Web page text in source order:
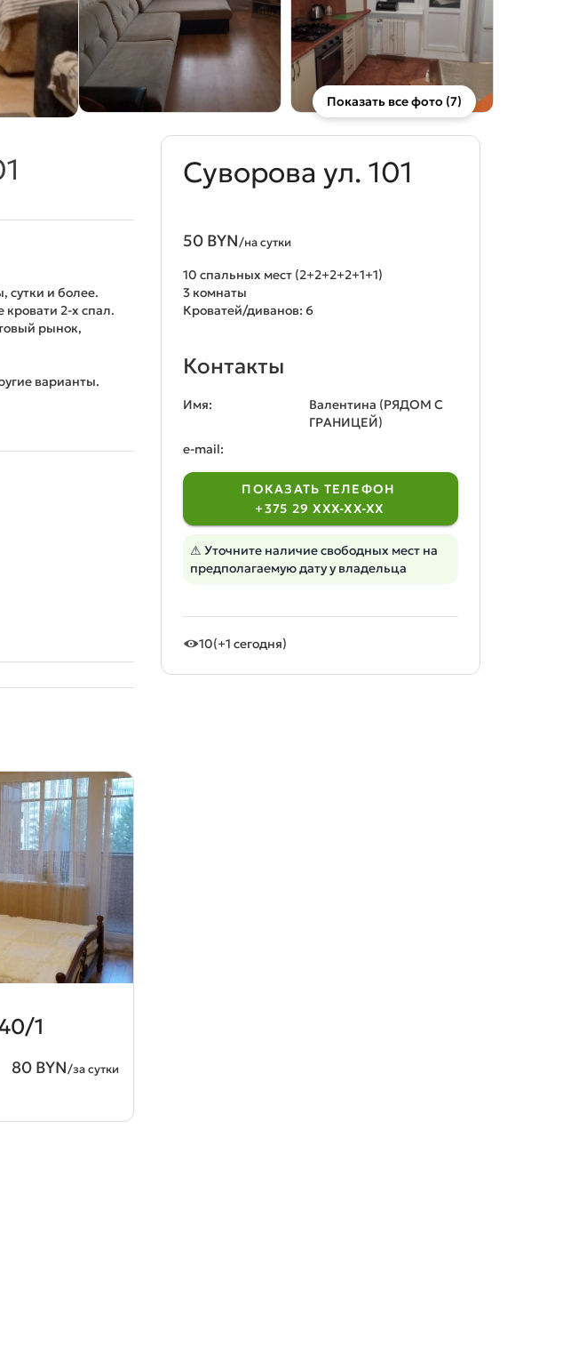
Показать все фото (7)
сутки и более.
2-х спал.
рынок,
варианты.
1
80 BYN/за сутки
Суворова ул. 101
50 BYN/на сутки
10 спальных мест (2+2+2+2+1+1)
3 комнаты
Кроватей/диванов: 6
Контакты
Имя:
Валентина (РЯДОМ С
ГРАНИЦЕЙ)
e-mail:
ПОКАЗАТЬ ТЕЛЕФОН
+375 29 XXX-XX-XX
⚠ Уточните наличие свободных мест на
предполагаемую дату у владельца
10(+1 сегодня)